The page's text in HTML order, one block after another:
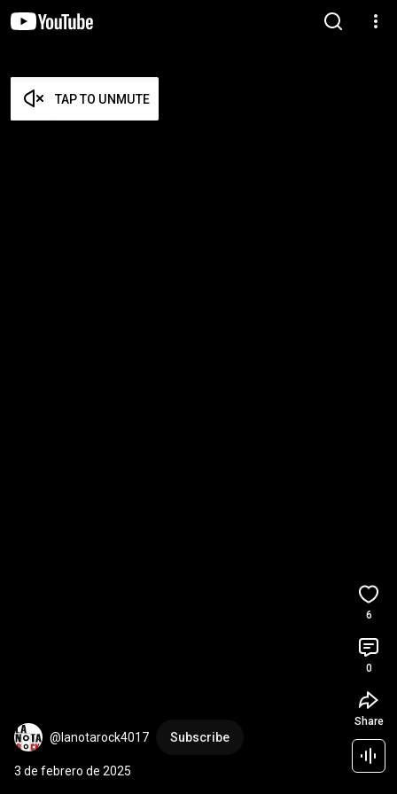
TAP TO UNMUTE
@lanotarock4017 Subscribe
3 de febrero de 2025
6
0
Share